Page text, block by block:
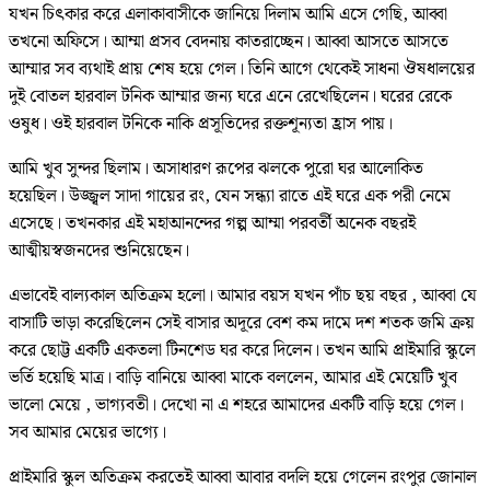
যখন চিৎকার করে এলাকাবাসীকে জানিয়ে দিলাম আমি এসে গেছি, আব্বা
তখনো অফিসে। আম্মা প্রসব বেদনায় কাতরাচ্ছেন। আব্বা আসতে আসতে
আম্মার সব ব্যথাই প্রায় শেষ হয়ে গেল। তিনি আগে থেকেই সাধনা ঔষধালয়ের
দুই বোতল হারবাল টনিক আম্মার জন্য ঘরে এনে রেখেছিলেন। ঘরের রেকে
ওষুধ। ওই হারবাল টনিকে নাকি প্রসূতিদের রক্তশূন্যতা হ্রাস পায়।
আমি খুব সুন্দর ছিলাম। অসাধারণ রূপের ঝলকে পুরো ঘর আলোকিত
হয়েছিল। উজ্জ্বল সাদা গায়ের রং, যেন সন্ধ্যা রাতে এই ঘরে এক পরী নেমে
এসেছে। তখনকার এই মহাআনন্দের গল্প আম্মা পরবর্তী অনেক বছরই
আত্মীয়স্বজনদের শুনিয়েছেন।
এভাবেই বাল্যকাল অতিক্রম হলো। আমার বয়স যখন পাঁচ ছয় বছর , আব্বা যে
বাসাটি ভাড়া করেছিলেন সেই বাসার অদূরে বেশ কম দামে দশ শতক জমি ক্রয়
করে ছোট্ট একটি একতলা টিনশেড ঘর করে দিলেন। তখন আমি প্রাইমারি স্কুলে
ভর্তি হয়েছি মাত্র। বাড়ি বানিয়ে আব্বা মাকে বললেন, আমার এই মেয়েটি খুব
ভালো মেয়ে , ভাগ্যবতী। দেখো না এ শহরে আমাদের একটি বাড়ি হয়ে গেল।
সব আমার মেয়ের ভাগ্যে।
প্রাইমারি স্কুল অতিক্রম করতেই আব্বা আবার বদলি হয়ে গেলেন রংপুর জোনাল